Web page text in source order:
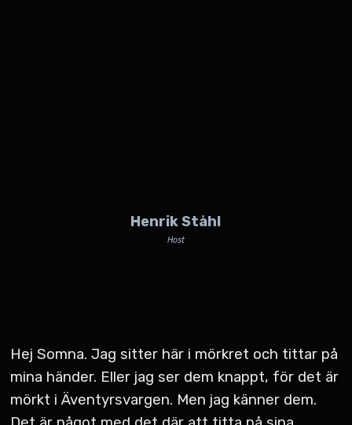
Henrik Ståhl
Host
Hej Somna. Jag sitter här i mörkret och tittar på
mina händer. Eller jag ser dem knappt, för det är
mörkt i Äventyrsvargen. Men jag känner dem.